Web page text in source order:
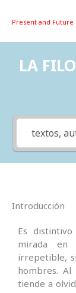
Present and Future
LA
Introducción
Es
mirada en
irrepetible,
hombres.
tiende a